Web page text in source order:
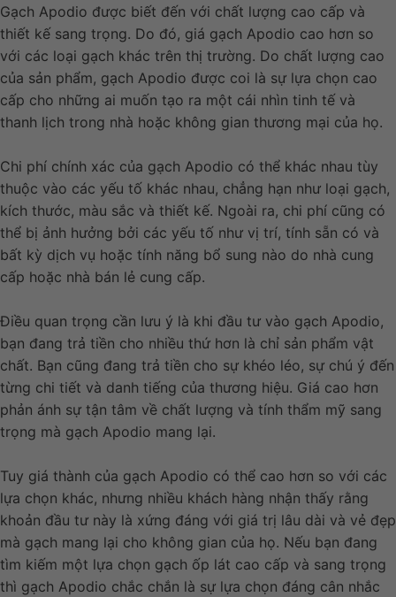
Gạch Apodio được biết đến với chất lượng cao cấp và
thiết kế sang trọng. Do đó, giá gạch Apodio cao hơn so
với các loại gạch khác trên thị trường. Do chất lượng cao
của sản phẩm, gạch Apodio được coi là sự lựa chọn cao
cấp cho những ai muốn tạo ra một cái nhìn tinh tế và
thanh lịch trong nhà hoặc không gian thương mại của họ.
Chi phí chính xác của gạch Apodio có thể khác nhau tùy
thuộc vào các yếu tố khác nhau, chẳng hạn như loại gạch,
kích thước, màu sắc và thiết kế. Ngoài ra, chi phí cũng có
thể bị ảnh hưởng bởi các yếu tố như vị trí, tính sẵn có và
bất kỳ dịch vụ hoặc tính năng bổ sung nào do nhà cung
cấp hoặc nhà bán lẻ cung cấp.
Điều quan trọng cần lưu ý là khi đầu tư vào gạch Apodio,
bạn đang trả tiền cho nhiều thứ hơn là chỉ sản phẩm vật
chất. Bạn cũng đang trả tiền cho sự khéo léo, sự chú ý đến
từng chi tiết và danh tiếng của thương hiệu. Giá cao hơn
phản ánh sự tận tâm về chất lượng và tính thẩm mỹ sang
trọng mà gạch Apodio mang lại.
Tuy giá thành của gạch Apodio có thể cao hơn so với các
lựa chọn khác, nhưng nhiều khách hàng nhận thấy rằng
khoản đầu tư này là xứng đáng với giá trị lâu dài và vẻ đẹp
mà gạch mang lại cho không gian của họ. Nếu bạn đang
tìm kiếm một lựa chọn gạch ốp lát cao cấp và sang trọng
thì gạch Apodio chắc chắn là sự lựa chọn đáng cân nhắc